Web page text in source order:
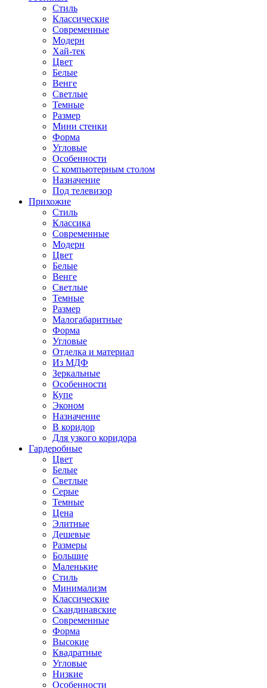
Стиль
Классические
Современные
Модерн
Хай-тек
Цвет
Белые
Венге
Светлые
Темные
Размер
Мини стенки
Форма
Угловые
Особенности
С компьютерным столом
Назначение
Под телевизор
Прихожие
Стиль
Классика
Современные
Модерн
Цвет
Белые
Венге
Светлые
Темные
Размер
Малогабаритные
Форма
Угловые
Отделка и материал
Из МДФ
Зеркальные
Особенности
Купе
Эконом
Назначение
В коридор
Для узкого коридора
Гардеробные
Цвет
Белые
Светлые
Серые
Темные
Цена
Элитные
Дешевые
Размеры
Большие
Маленькие
Стиль
Минимализм
Классические
Скандинавские
Современные
Форма
Высокие
Квадратные
Угловые
Низкие
Особенности